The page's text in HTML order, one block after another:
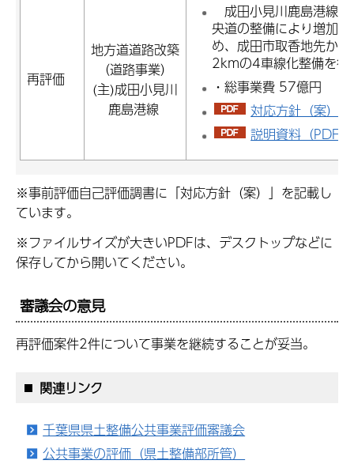
再評価
地方道道路改築
（道路事業）
(主)成田小見川
鹿島港線
成田小見川鹿島港線
央道の整備により増加
め、成田市取香地先か
2kmの4車線化整備を
・総事業費 57億円 ・
対応方針（案）
説明資料（PDF
※事前評価自己評価調書に「対応方針（案）」を記載し
ています。
※ファイルサイズが大きいPDFは、デスクトップなどに
保存してから開いてください。
審議会の意見
再評価案件2件について事業を継続することが妥当。
関連リンク
千葉県県土整備公共事業評価審議会
公共事業の評価（県土整備部所管）